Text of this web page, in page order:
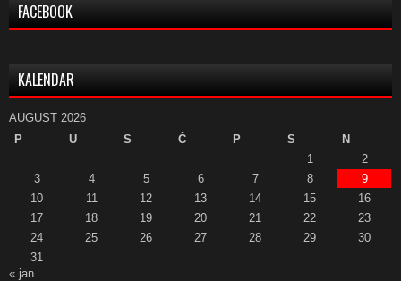
FACEBOOK
KALENDAR
AUGUST 2026
P
U S Č P S
N
1
2
3
4 5 6 7 8
9
10
11 12 13 14 15
16
17
18 19 20 21 22
23
24
25 26 27 28 29
30
31
« jan